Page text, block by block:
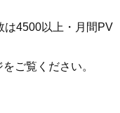
は4500以上・月間PV
ご覧ください。